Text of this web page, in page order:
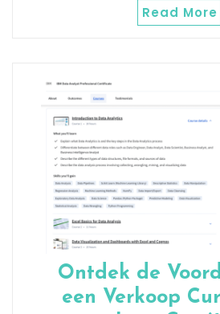
Read More
Ontdek de
een Verkoop